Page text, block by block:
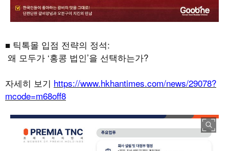
■ 틱톡몰 입점 전략의 정석:
왜 모두가 ‘홍콩 법인’을 선택하는가?
자세히 보기 https://www.hkhantimes.com/news/29078?
mcode=m68off8